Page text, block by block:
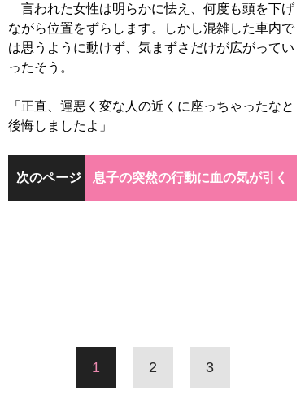
言われた女性は明らかに怯え、何度も頭を下げ
ながら位置をずらします。しかし混雑した車内で
は思うように動けず、気まずさだけが広がってい
ったそう。
「正直、運悪く変な人の近くに座っちゃったなと
後悔しましたよ」
次のページ 息子の突然の行動に血の気が引く
1 2 3